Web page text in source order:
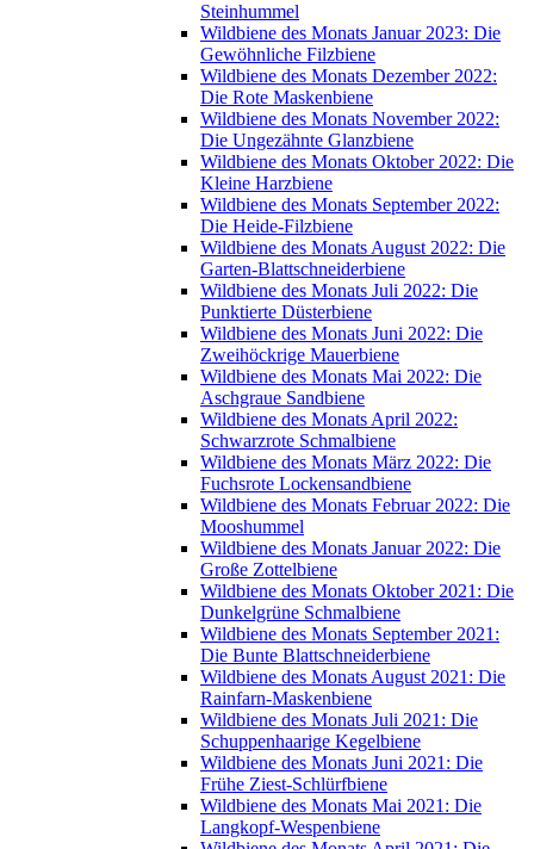
Steinhummel
Wildbiene des Monats Januar 2023: Die
Gewöhnliche Filzbiene
Wildbiene des Monats Dezember 2022:
Die Rote Maskenbiene
Wildbiene des Monats November 2022:
Die Ungezähnte Glanzbiene
Wildbiene des Monats Oktober 2022: Die
Kleine Harzbiene
Wildbiene des Monats September 2022:
Die Heide-Filzbiene
Wildbiene des Monats August 2022: Die
Garten-Blattschneiderbiene
Wildbiene des Monats Juli 2022: Die
Punktierte Düsterbiene
Wildbiene des Monats Juni 2022: Die
Zweihöckrige Mauerbiene
Wildbiene des Monats Mai 2022: Die
Aschgraue Sandbiene
Wildbiene des Monats April 2022:
Schwarzrote Schmalbiene
Wildbiene des Monats März 2022: Die
Fuchsrote Lockensandbiene
Wildbiene des Monats Februar 2022: Die
Mooshummel
Wildbiene des Monats Januar 2022: Die
Große Zottelbiene
Wildbiene des Monats Oktober 2021: Die
Dunkelgrüne Schmalbiene
Wildbiene des Monats September 2021:
Die Bunte Blattschneiderbiene
Wildbiene des Monats August 2021: Die
Rainfarn-Maskenbiene
Wildbiene des Monats Juli 2021: Die
Schuppenhaarige Kegelbiene
Wildbiene des Monats Juni 2021: Die
Frühe Ziest-Schlürfbiene
Wildbiene des Monats Mai 2021: Die
Langkopf-Wespenbiene